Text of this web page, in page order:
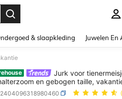
& slaapkleding Juwelen En
Jurk voor
en gebogen taille,